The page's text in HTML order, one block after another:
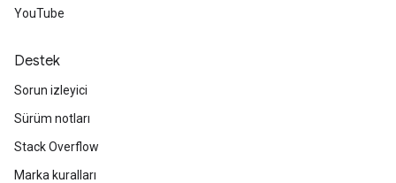
YouTube
Destek
Sorun izleyici
Sürüm notları
Stack Overflow
Marka kuralları